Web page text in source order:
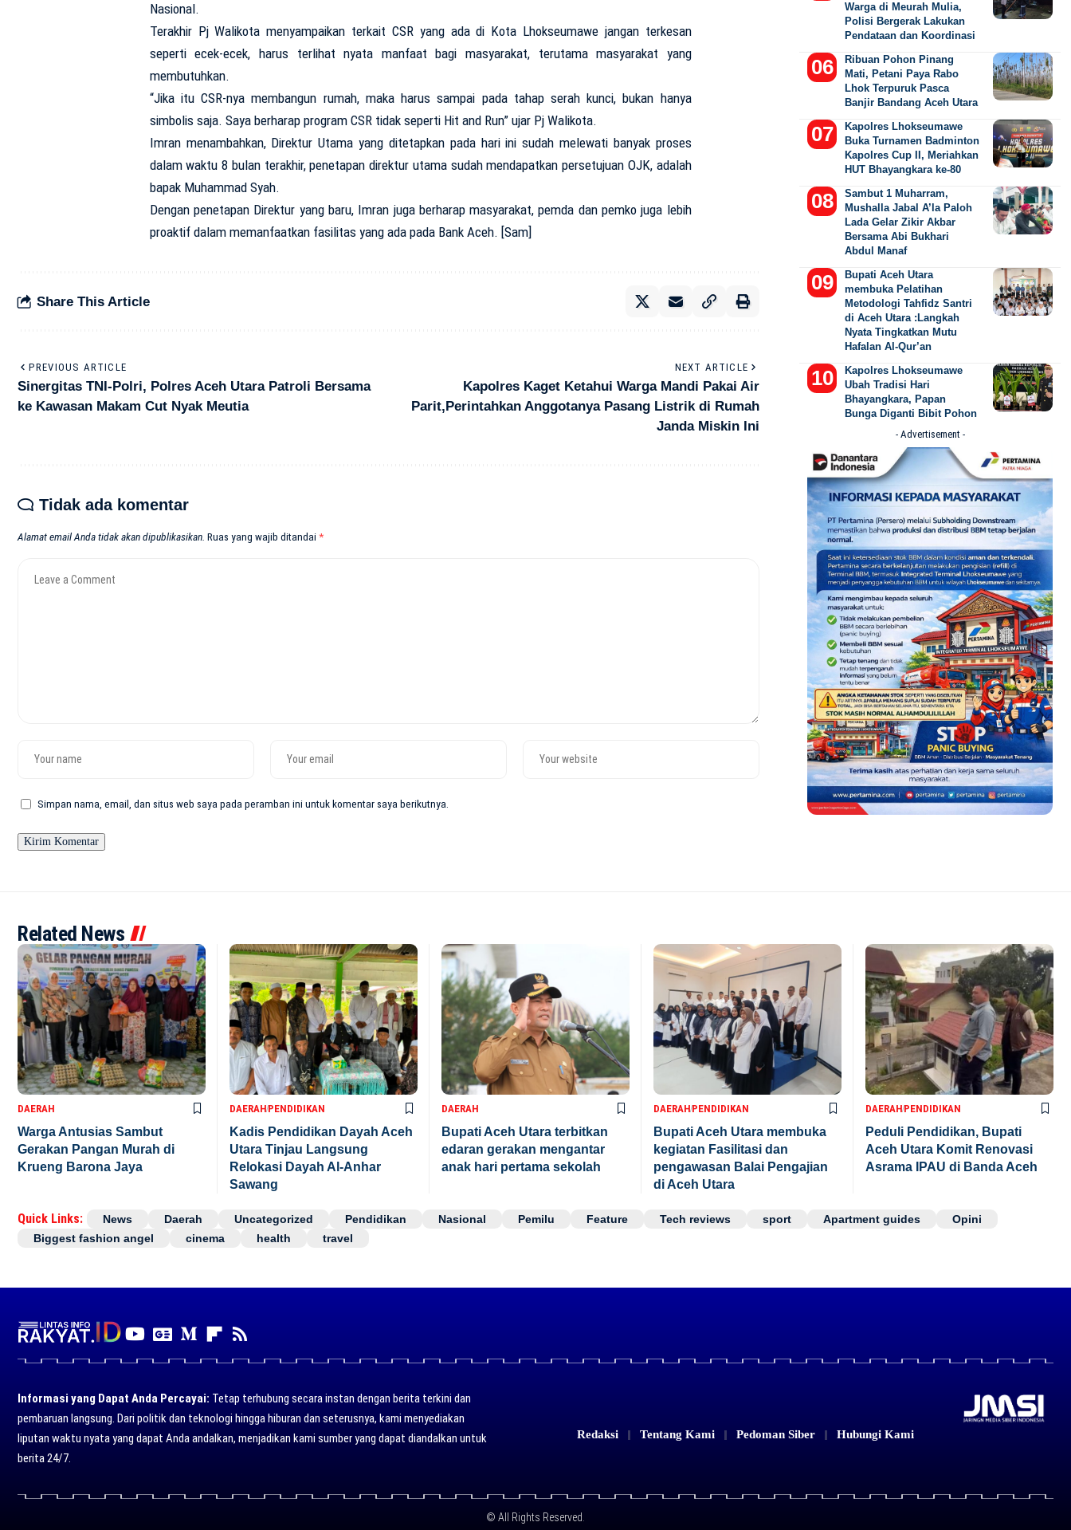
Nasional.
Terakhir Pj Walikota menyampaikan terkait CSR yang ada di Kota Lhokseumawe jangan terkesan
seperti ecek-ecek, harus terlihat nyata manfaat bagi masyarakat, terutama masyarakat yang
membutuhkan.
“Jika itu CSR-nya membangun rumah, maka harus sampai pada tahap serah kunci, bukan hanya
simbolis saja. Saya berharap program CSR tidak seperti Hit and Run” ujar Pj Walikota.
Imran menambahkan, Direktur Utama yang ditetapkan pada hari ini sudah melewati banyak proses
dalam waktu 8 bulan terakhir, penetapan direktur utama sudah mendapatkan persetujuan OJK, adalah
bapak Muhammad Syah.
Dengan penetapan Direktur yang baru, Imran juga berharap masyarakat, pemda dan pemko juga lebih
proaktif dalam memanfaatkan fasilitas yang ada pada Bank Aceh. [Sam]
Share This Article
PREVIOUS ARTICLE
Sinergitas TNI-Polri, Polres Aceh Utara Patroli Bersama
ke Kawasan Makam Cut Nyak Meutia
NEXT ARTICLE
Kapolres Kaget Ketahui Warga Mandi Pakai Air
Parit,Perintahkan Anggotanya Pasang Listrik di Rumah
Janda Miskin Ini
Tidak ada komentar
Alamat email Anda tidak akan dipublikasikan. Ruas yang wajib ditandai*
Simpan nama, email, dan situs web saya pada peramban ini untuk komentar saya berikutnya.
Warga di Meurah Mulia,
Polisi Bergerak Lakukan
Pendataan dan Koordinasi
Ribuan Pohon Pinang
Mati, Petani Paya Rabo
Lhok Terpuruk Pasca
Banjir Bandang Aceh Utara
Kapolres Lhokseumawe
Buka Turnamen Badminton
Kapolres Cup II, Meriahkan
HUT Bhayangkara ke-80
Sambut 1 Muharram,
Mushalla Jabal A’la Paloh
Lada Gelar Zikir Akbar
Bersama Abi Bukhari
Abdul Manaf
Bupati Aceh Utara
membuka Pelatihan
Metodologi Tahfidz Santri
di Aceh Utara :Langkah
Nyata Tingkatkan Mutu
Hafalan Al-Qur’an
Kapolres Lhokseumawe
Ubah Tradisi Hari
Bhayangkara, Papan
Bunga Diganti Bibit Pohon
- Advertisement -
Related News
DAERAH
Warga Antusias Sambut
Gerakan Pangan Murah di
Krueng Barona Jaya
DAERAHPENDIDIKAN
Kadis Pendidikan Dayah Aceh
Utara Tinjau Langsung
Relokasi Dayah Al-Anhar
Sawang
DAERAH
Bupati Aceh Utara terbitkan
edaran gerakan mengantar
anak hari pertama sekolah
DAERAHPENDIDIKAN
Bupati Aceh Utara membuka
kegiatan Fasilitasi dan
pengawasan Balai Pengajian
di Aceh Utara
DAERAHPENDIDIKAN
Peduli Pendidikan, Bupati
Aceh Utara Komit Renovasi
Asrama IPAU di Banda Aceh
Quick Links: News Daerah Uncategorized Pendidikan Nasional Pemilu Feature Tech reviews sport Apartment guides
Opini
Biggest fashion angel
cinema health travel
Informasi yang Dapat Anda Percayai: Tetap terhubung secara instan dengan berita terkini dan
pembaruan langsung. Dari politik dan teknologi hingga hiburan dan seterusnya, kami menyediakan
liputan waktu nyata yang dapat Anda andalkan, menjadikan kami sumber yang dapat diandalkan untuk
berita 24/7.
Redaksi Tentang Kami Pedoman Siber Hubungi Kami
© All Rights Reserved.